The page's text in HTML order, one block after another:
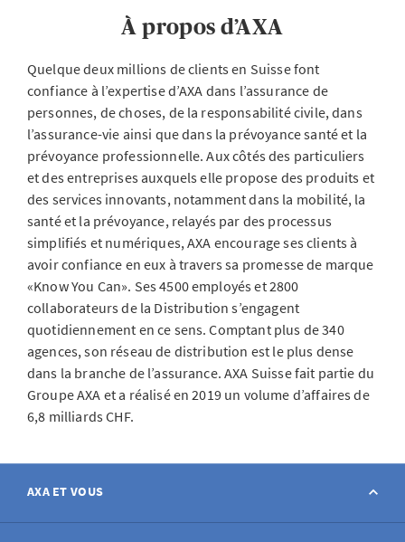
À propos d’AXA
Quelque deux millions de clients en Suisse font
confiance à l’expertise d’AXA dans l’assurance de
personnes, de choses, de la responsabilité civile, dans
l’assurance-vie ainsi que dans la prévoyance santé et la
prévoyance professionnelle. Aux côtés des particuliers
et des entreprises auxquels elle propose des produits et
des services innovants, notamment dans la mobilité, la
santé et la prévoyance, relayés par des processus
simplifiés et numériques, AXA encourage ses clients à
avoir confiance en eux à travers sa promesse de marque
«Know You Can». Ses 4500 employés et 2800
collaborateurs de la Distribution s’engagent
quotidiennement en ce sens. Comptant plus de 340
agences, son réseau de distribution est le plus dense
dans la branche de l’assurance. AXA Suisse fait partie du
Groupe AXA et a réalisé en 2019 un volume d’affaires de
6,8 milliards CHF.
AXA ET VOUS